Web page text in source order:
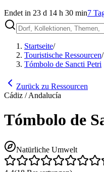
Endet in 23 d 14 h 30 min7
Startseite/
Touristische Ressourcen/
Tómbolo de Sancti Petri
Zurück zu Ressourcen
Cádiz / Andalucía
Tómbolo de
Natürliche Umwelt